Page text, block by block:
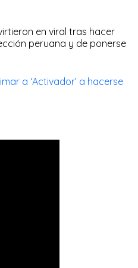
en viral tras hacer
peruana y de ponerse
a ‘Activador’ a hacerse